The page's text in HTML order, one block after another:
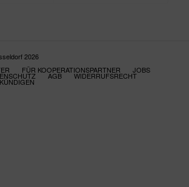
2026
FÜR KOOPERATIONSPARTNER JOBS
AGB WIDERRUFSRECHT